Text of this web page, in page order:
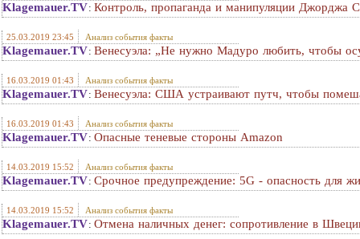
Klagemauer.TV: Контроль, пропаганда и манипуляции Джорджа
25.03.2019 23:45 Анализ события факты
Klagemauer.TV: Венесуэла: „Не нужно Мадуро любить, чтобы
16.03.2019 01:43 Анализ события факты
Klagemauer.TV: Венесуэла: США устраивают путч, чтобы
16.03.2019 01:43 Анализ события факты
Klagemauer.TV: Опасные теневые стороны Amazon
14.03.2019 15:52 Анализ события факты
Klagemauer.TV: Срочное предупреждение: 5G - опасность для
14.03.2019 15:52 Анализ события факты
Klagemauer.TV: Отмена наличных денег: сопротивление в